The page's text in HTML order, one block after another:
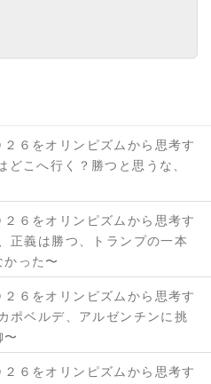
６をオリンピズムから思考す
こへ行く？勝つと思うな、
６をオリンピズムから思考す
正義は勝つ、トランプの一本
った〜
６をオリンピズムから思考す
ポベルデ、アルゼンチンに挑
〜
６をオリンピズムから思考す